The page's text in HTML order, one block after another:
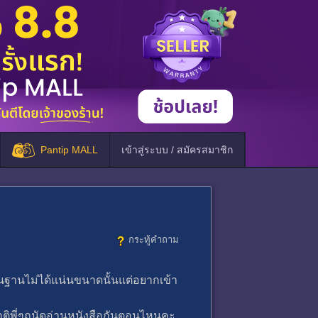
Pantip MALL เข้าสู่ระบบ / สมัครสมาชิก
กระทู้คำถาม
านไม่ได้แน่นขนาดนั้นแต่อยากเข้า
พี่ๆถนัดอ่านหนังสือกันตอนไหนคะ